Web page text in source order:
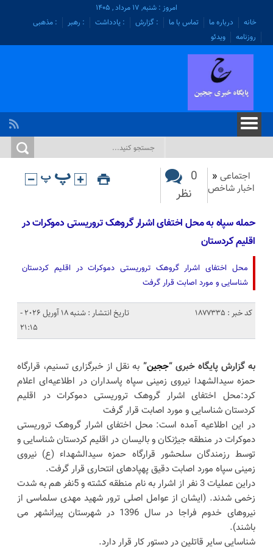
امروز : شنبه, ۱۷ مرداد , ۱۴۰۵
خانه
درباره ما تماس با ما : گزارش : یادداشت : رهبر
: مذهبی
روزنامه
ویدئو
اجتماعی «
اخبار شاخص
0
نظر
حمله سپاه به محل اختفای اشرار گروهک تروریستی دموکرات در
اقلیم کردستان
محل اختفای اشرار گروهک تروریستی دموکرات در اقلیم کردستان
شناسایی و مورد اصابت قرار گرفت
کد خبر : 1877335
تاریخ انتشار : شنبه 18 آوریل 2026 -
21:15
به گزارش پایگاه خبری “ججین” به نقل از خبرگزاری تسنیم، قرارگاه
حمزه سیدالشهدا نیروی زمینی سپاه پاسداران در اطلاعیه‌ای اعلام
کرد:محل اختفای اشرار گروهک تروریستی دموکرات در اقلیم
کردستان شناسایی و مورد اصابت قرار گرفت
در این اطلاعیه آمده است: محل اختفای اشرار گروهک تروریستی
دموکرات در منطقه جیژنکان و بالیسان در اقلیم کردستان شناسایی و
توسط رزمندگان سلحشور قرارگاه حمزه سیدالشهداء (ع) نیروی
زمینی سپاه مورد اصابت دقیق پهپادهای انتحاری قرار گرفت.
دراین عملیات 3 نفر از اشرار به نام منطقه کشته و 5نفر هم به شدت
زخمی شدند. (ایشان از عوامل اصلی ترور شهید مهدی سلماسی از
نیروهای خدوم فراجا در سال 1396 در شهرستان پیرانشهر می
باشند).
شناسایی سایر قاتلین در دستور کار قرار دارد.